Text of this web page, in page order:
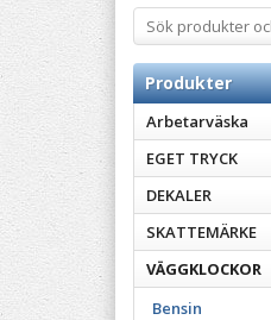
Produkter
Arbetarväska
EGET TRYCK
DEKALER
SKATTEMÄRKE
VÄGGKLOCKOR
Bensin